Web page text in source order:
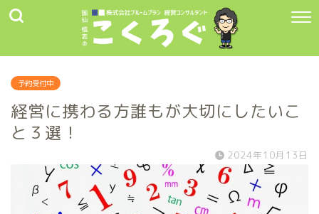
予約受付中
経営に携わる方誰もが大切にしたいこ
と３選！
2024年10月13日